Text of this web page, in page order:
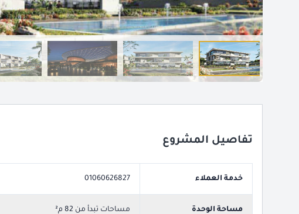
تفاصيل المشروع
خدمة العملاء 01060626827
مساحة الوحدة مساحات تبدأ من 82 م²